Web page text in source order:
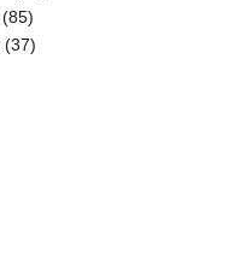
(85)
(37)